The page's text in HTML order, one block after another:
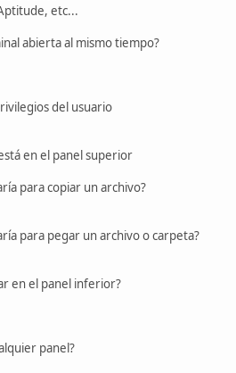
etc...
abierta al mismo tiempo?
del usuario
en el panel superior
para copiar un archivo?
para pegar un archivo o carpeta?
en el panel inferior?
panel?